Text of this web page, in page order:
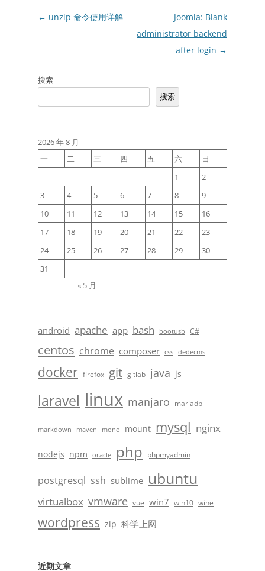
文
← unzip 命令使用详解
Joomla: Blank
administrator backend
after login →
搜索
搜索
2026 年 8 月
一
二 三 四 五 六
日
1
2
3
4 5 6 7 8
9
10
11 12 13 14 15
16
17
18 19 20 21 22
23
24
25 26 27 28 29
30
31
« 5 月
android apache app bash bootusb C#
centos chrome composer css dedecms
docker firefox git gitlab java js
laravel linux manjaro mariadb
markdown maven mono mount mysql nginx
nodejs npm oracle php phpmyadmin
postgresql ssh sublime ubuntu
virtualbox vmware vue win7 win10 wine
wordpress zip 科学上网
近期文章